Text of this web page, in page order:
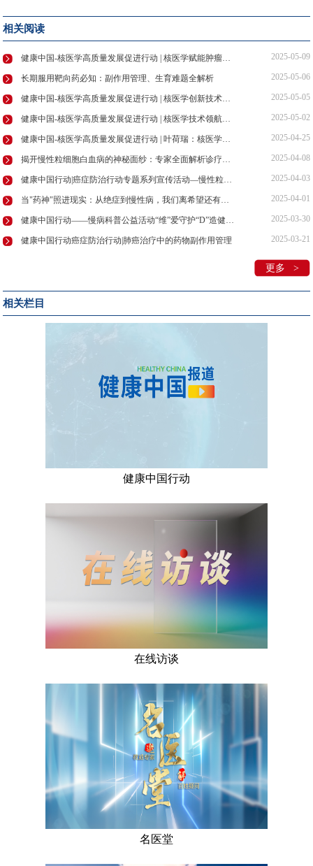
相关阅读
2025-05-09
长期服用靶向药必知：副作用管理、生育难题全解析 2025-05-06
2025-05-05
2025-05-02
2025-04-25
2025-04-08
2025-04-03
2025-04-01
2025-03-30
健康中国行动癌症防治行动|肺癌治疗中的药物副作用管理 2025-03-21
更多 >
相关栏目
健康中国行动
在线访谈
名医堂